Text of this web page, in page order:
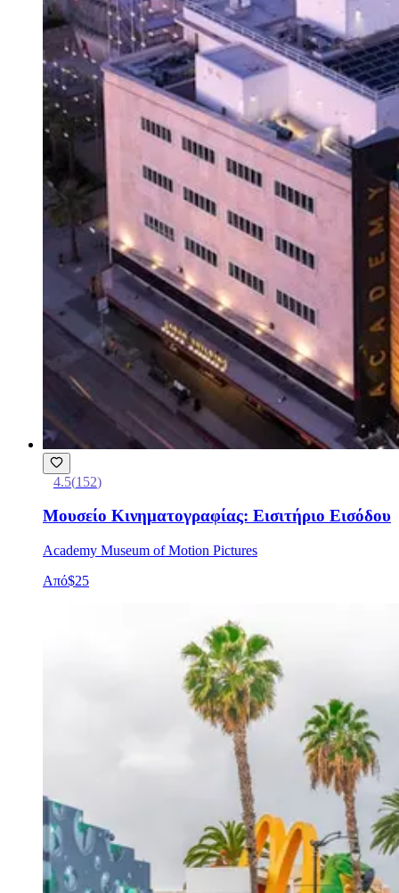
4.5(152)
Μουσείο Κινηματογραφίας: Εισιτήριο Εισόδου
Academy Museum of Motion Pictures
Από$25